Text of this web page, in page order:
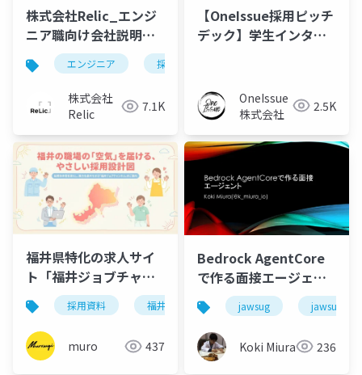
株式会社Relic_エンジ
ニア職向け会社説明資
料_v1.0.6エンジニア 採用
株式会社
Relic
7.1K
【OneIssue採用ピッチ
デック】学生インター
OneIssue
株式会社
2.5K
福井県特化の求人サイ
ト「福井ジョブチャン
ネル」掲載ガイド｜最
短3営業日で採用PRを
開始
採用資料 福井県 企業支援 採用支援
muro 437
Bedrock AgentCore
で作る面接エージェン
ト
jawsug
Koki Miura 236